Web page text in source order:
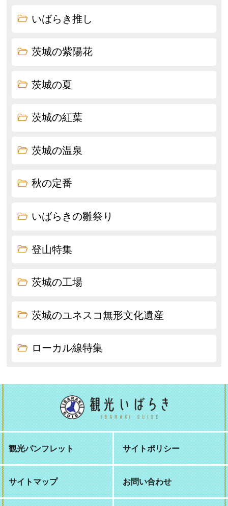
いばらき推し
茨城の紫陽花
茨城の夏
茨城の紅葉
茨城の温泉
秋の定番
いばらきの雛祭り
登山特集
茨城の工場
茨城のユネスコ無形文化遺産
ローカル線特集
観光パンフレット サイトポリシー
サイトマップ お問い合わせ